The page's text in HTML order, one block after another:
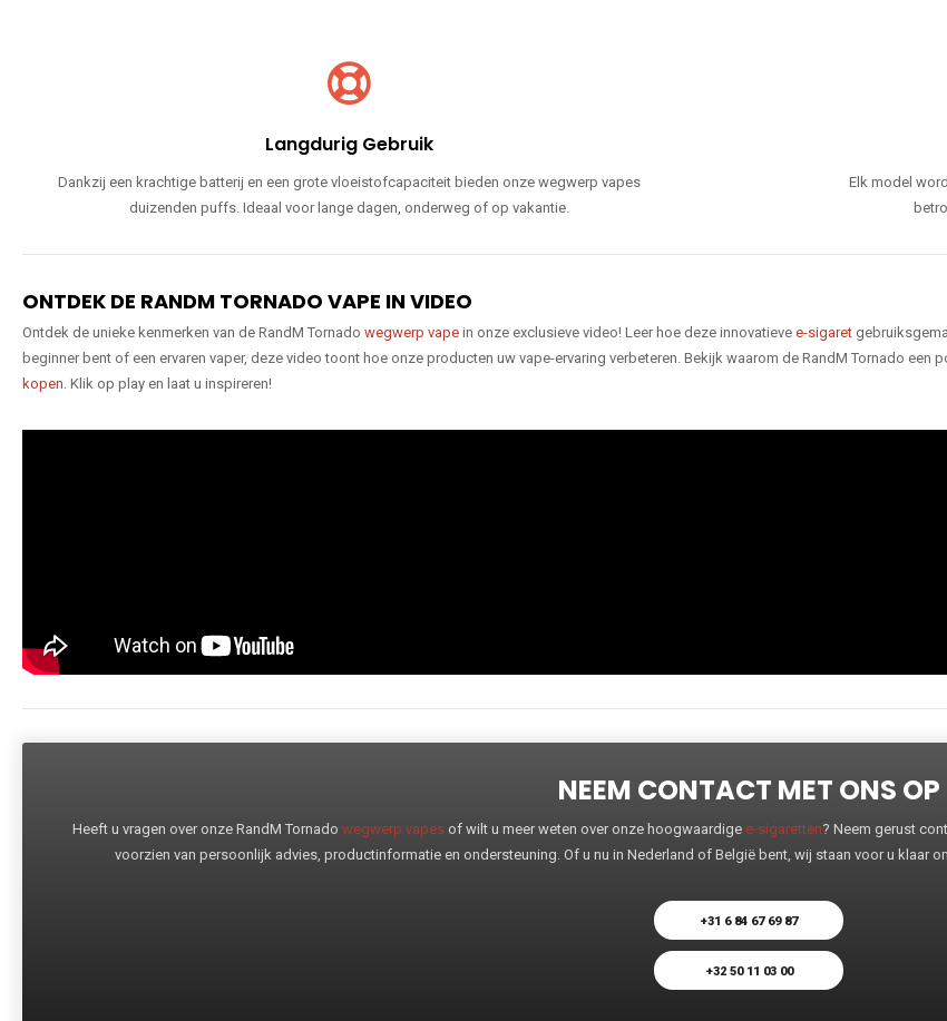
Langdurig Gebruik
Dankzij een krachtige batterij en een grote vloeistofcapaciteit bieden onze wegwerp vapes
duizenden puffs. Ideaal voor lange dagen, onderweg of op vakantie.
Elk model
ONTDEK DE RANDM TORNADO VAPE IN VIDEO
Ontdek de unieke kenmerken van de RandM Tornado wegwerp vape in onze exclusieve video! Leer hoe deze innovatieve e-sigaret
beginner bent of een ervaren vaper, deze video toont hoe onze producten uw vape-ervaring verbeteren. Bekijk waarom de RandM Tornado een
kopen. Klik op play en laat u inspireren!
NEEM CONTACT MET ONS OP
Heeft u vragen over onze RandM Tornado wegwerp vapes of wilt u meer weten over onze hoogwaardige e-sigaretten? Neem gerust
voorzien van persoonlijk advies, productinformatie en ondersteuning. Of u nu in Nederland of België bent, wij staan voor u klaar
+31 6 84 67 69 87
+32 50 11 03 00